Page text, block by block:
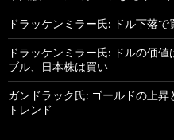
ドラッケンミラー氏: ドル下落
ドラッケンミラー氏: ドルの価
ブル、日本株は買い
ガンドラック氏: ゴールドの上
トレンド